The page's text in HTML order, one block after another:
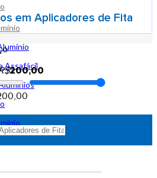
Assafácil
em Aplicadores de Fita
200,00